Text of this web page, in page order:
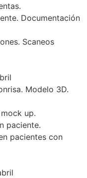
Documentación
Scaneos
Modelo 3D.
up.
paciente.
pacientes con